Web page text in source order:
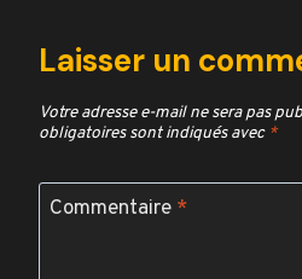
Laisser un
Votre adresse e-mail ne sera pas
obligatoires sont indiqués avec *
Commentaire *